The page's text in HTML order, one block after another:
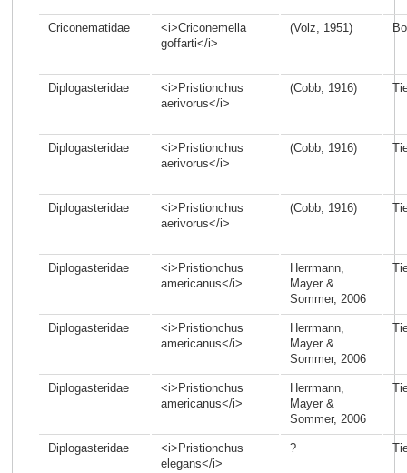
Criconematidae
<i>Criconemella
goffarti</i>
(Volz, 1951)
Diplogasteridae
<i>Pristionchus
aerivorus</i>
(Cobb, 1916)
Diplogasteridae
<i>Pristionchus
aerivorus</i>
(Cobb, 1916)
Diplogasteridae
<i>Pristionchus
aerivorus</i>
(Cobb, 1916)
Diplogasteridae
<i>Pristionchus
americanus</i>
Herrmann,
Mayer &
Sommer, 2006
Diplogasteridae
<i>Pristionchus
americanus</i>
Herrmann,
Mayer &
Sommer, 2006
Diplogasteridae
<i>Pristionchus
americanus</i>
Herrmann,
Mayer &
Sommer, 2006
Diplogasteridae
<i>Pristionchus
elegans</i>
?